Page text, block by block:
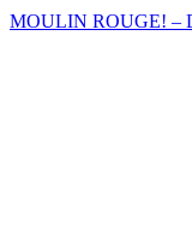
MOULIN ROUGE! –